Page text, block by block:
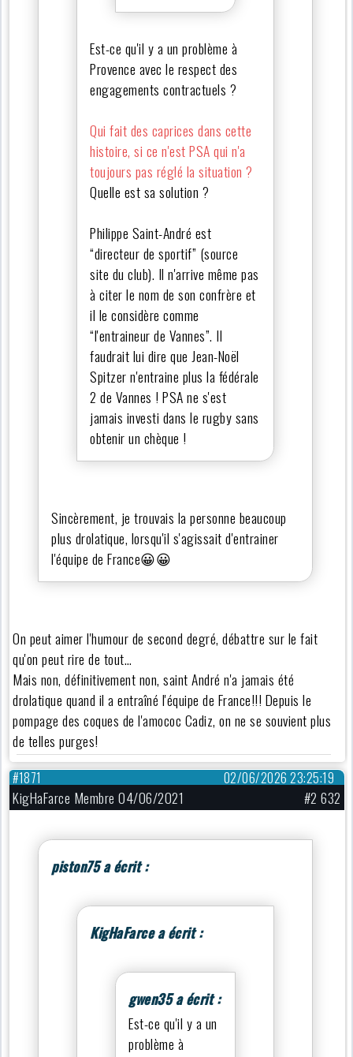
Est-ce qu'il y a un problème à
Provence avec le respect des
engagements contractuels ?
Qui fait des caprices dans cette
histoire, si ce n'est PSA qui n'a
toujours pas réglé la situation ?
Quelle est sa solution ?
Philippe Saint-André est
“directeur de sportif” (source
site du club). Il n'arrive même pas
à citer le nom de son confrère et
il le considère comme
“l'entraineur de Vannes”. Il
faudrait lui dire que Jean-Noël
Spitzer n'entraine plus la fédérale
2 de Vannes ! PSA ne s'est
jamais investi dans le rugby sans
obtenir un chèque !
Sincèrement, je trouvais la personne beaucoup
plus drolatique, lorsqu'il s'agissait d'entrainer
l'équipe de France😀😀
On peut aimer l'humour de second degré, débattre sur le fait
qu'on peut rire de tout…
Mais non, définitivement non, saint André n'a jamais été
drolatique quand il a entraîné l'équipe de France!!! Depuis le
pompage des coques de l'amococ Cadiz, on ne se souvient plus
de telles purges!
02/06/2026 23:25:19
#1871
KigHaFarce Membre 04/06/2021 #2 632
piston75 a écrit :
KigHaFarce a écrit :
gwen35 a écrit :
Est-ce qu'il y a un
problème à